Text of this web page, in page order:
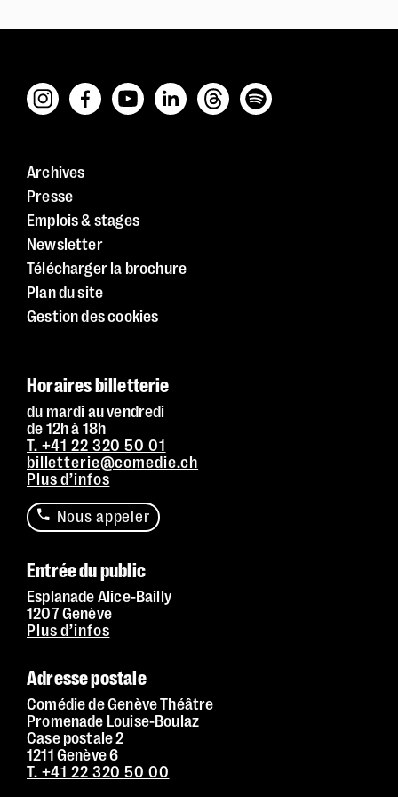
Taille du texte :
Contrastes :par défaut
Archives
Presse
Emplois & stages
Newsletter
Télécharger la brochure
Plan du site
Gestion des cookies
Horaires billetterie
du mardi au vendredi
de 12h à 18h
T. +41 22 320 50 01
billetterie@comedie.ch
Plus d’infos
Nous appeler
Entrée du public
Esplanade Alice-Bailly
1207 Genève
Plus d’infos
Adresse postale
Comédie de Genève Théâtre
Promenade Louise-Boulaz
Case postale 2
1211 Genève 6
T. +41 22 320 50 00